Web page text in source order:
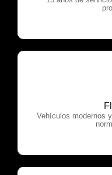
Vehículos modernos